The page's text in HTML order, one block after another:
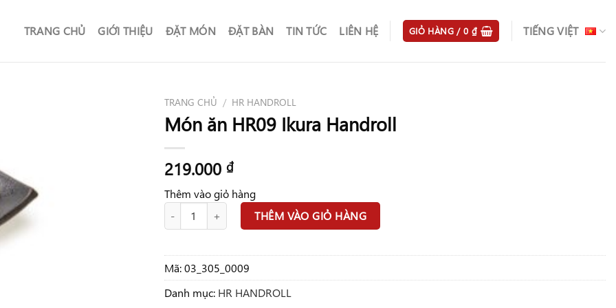
TRANG CHỦ GIỚI THIỆU ĐẶT MÓN ĐẶT BÀN TIN TỨC LIÊN HỆ GIỎ HÀNG /0 ₫ TIẾNG VIỆT
TRANG CHỦ / HR HANDROLL
Món ăn HR09 Ikura Handroll
219.000 ₫
Thêm vào giỏ hàng
Món ăn HR09 Ikura Handroll số lượng
THÊM VÀO GIỎ HÀNG
Mã:03_305_0009
Danh mục: HR HANDROLL